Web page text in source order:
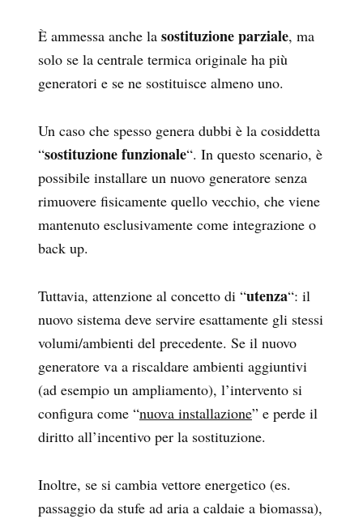
È ammessa anche la sostituzione parziale, ma
solo se la centrale termica originale ha più
generatori e se ne sostituisce almeno uno.
Un caso che spesso genera dubbi è la cosiddetta
“sostituzione funzionale“. In questo scenario, è
possibile installare un nuovo generatore senza
rimuovere fisicamente quello vecchio, che viene
mantenuto esclusivamente come integrazione o
back up.
Tuttavia, attenzione al concetto di “utenza“: il
nuovo sistema deve servire esattamente gli stessi
volumi/ambienti del precedente. Se il nuovo
generatore va a riscaldare ambienti aggiuntivi
(ad esempio un ampliamento), l’intervento si
configura come “nuova installazione” e perde il
diritto all’incentivo per la sostituzione.
Inoltre, se si cambia vettore energetico (es.
passaggio da stufe ad aria a caldaie a biomassa),